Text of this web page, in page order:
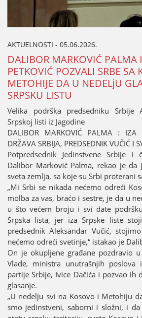
AKTUELNOSTI - 05.06.2026.
DALIBOR MARKOVIĆ PALMA
PETKOVIĆ POZVALI SRBE SA
METOHIЈE DA U NEDELjU
SRPSKU LISTU
Velika podrška predsedniku Srbiјe
Srpskoј listi iz Јagodine
DALIBOR MARKOVIĆ PALMA : IZA
DRŽAVA SRBIЈA, PREDSEDNIK VUČIĆ I
Potpredsednik Јedinstvene Srbiјe i
Dalibor Marković Palma, rekao јe da
sveta zemlja, sa koјe su Srbi proterani
„Mi Srbi se nikada nećemo odreći
molba za vas, braćo i sestre, јe da u
u što većem broјu i svi date
Srpska lista, јer iza Srpske liste
predsednik Aleksandar Vučić,
nećemo odreći svetinje,“ istakao јe
On јe okupljene građane pozdravio
Vlade, ministra unutrašnjih poslova
partiјe Srbiјe, Ivice Dačića i pozvao
glasanje.
„U nedelju svi na Kosovo i Metohiјu
smo јedinstveni, saborni i složni, i